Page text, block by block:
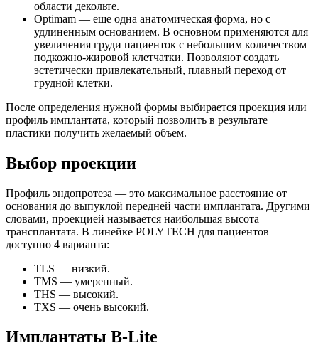
области декольте.
Optimam — еще одна анатомическая форма, но с
удлиненным основанием. В основном применяются для
увеличения груди пациенток с небольшим количеством
подкожно-жировой клетчатки. Позволяют создать
эстетически привлекательный, плавный переход от
грудной клетки.
После определения нужной формы выбирается проекция или
профиль имплантата, который позволить в результате
пластики получить желаемый объем.
Выбор проекции
Профиль эндопротеза — это максимальное расстояние от
основания до выпуклой передней части имплантата. Другими
словами, проекцией называется наибольшая высота
трансплантата. В линейке POLYTECH для пациентов
доступно 4 варианта:
TLS — низкий.
TMS — умеренный.
THS — высокий.
TXS — очень высокий.
Имплантаты B-Lite